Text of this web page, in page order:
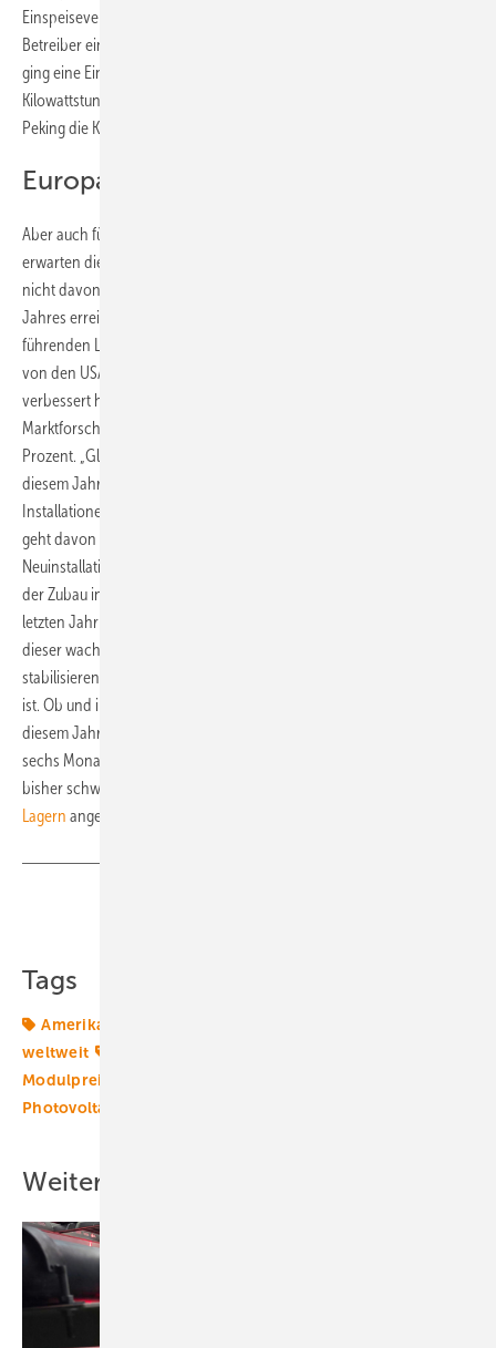
Einspeisevergütung in China am 24. Juli dieses Jahres. So erhalten
Betreiber einer Solaranlage, die vor dem ersten Juli 2011 ans Netz
ging eine Einspeisevergütung von umgerechnet 13 Eurocent pro
Kilowattstunde. Für alle nach dem 1. Juli gebauten Anlagen vergütet
Peking die Kilowattstunde mit umgerechnet elf Eurocent.
Europa weiterhin vorn
Aber auch für die schwächelnden deutschen und italienischen Märkte
erwarten die Forscher eine leichte Marktbelebung, auch wenn sie
nicht davon ausgehen, dass der Zubau die Dimensionen des letzten
Jahres erreicht. Deutschland und Italien bleiben trotzdem die
führenden Länder bei der Installation von Solarstromanlagen, gefolgt
von den USA und China, dass sich vom neunten auf den vierten Platz
verbessert hat. Für den gesamteuropäischen Markt erwarten die
Marktforscher insgesamt einen Rückgang der Nachfrage um ein
Prozent. „Gleichzeitig ist es wichtig daran zu erinnern, dass Europa in
diesem Jahr immer noch fast 70 Prozent der weltweiten
Installationen auf sich vereint“, beschwichtigt Ash Sharma. Der Bericht
geht davon aus, dass in elf europäischen Ländern die
Neuinstallationen mindestens 100 Megawatt erreichen. Weltweit soll
der Zubau in 20 Ländern die 100-Megawatt-Grenze übersteigen. Im
letzten Jahr erreichten nur 13 Staaten solch hohe Zubauraten. Mit
dieser wachsenden Diversifizierung wird sich der weltweite Markt
stabilisieren, da er nicht mehr von ein oder zwei Ländern abhängig
ist. Ob und inwieweit die Hersteller von Solarmodulen schon in
diesem Jahr von dem mutmaßlich starken Wachstum in den nächsten
sechs Monaten profitieren, bleibt noch offen. Denn aufgrund der
bisher schwachen Nachfrage haben sie große
Lagern angehäuft, die sie erst einmal abbauen müssen. (Sven Ullrich)
Tags
Amerika
weltweit
Modulpreise
Photovoltaikmarkt
Weitere Inhalte